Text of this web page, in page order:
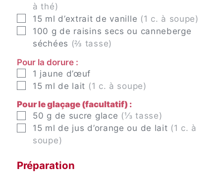
à thé)
▢
15 ml d’extrait de vanille (1 c. à soupe)
▢
100 g de raisins secs ou canneberge
séchées (⅔ tasse)
Pour la dorure :
▢
1 jaune d’œuf
▢
15 ml de lait (1 c. à soupe)
Pour le glaçage (facultatif) :
▢
50 g de sucre glace (⅓ tasse)
▢
15 ml de jus d’orange ou de lait (1 c. à
soupe)
Préparation